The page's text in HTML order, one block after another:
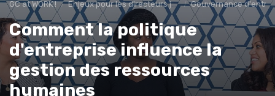
GC at WORK ! Enjeux pour les directeurs juridiques Gouvernance
Comment la politique
d'entreprise influence la
gestion des ressources
humaines